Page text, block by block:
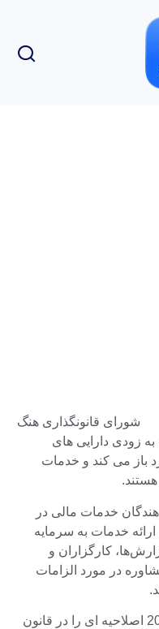
شورای قانونگذاری هنگ
زودی دارایی های
باز می کند و خدمات
خدمات مالی در
خدمات به سرمایه
کارگزاران و
در مورد الزامات
قانونگذاران هنگ کنگ در دسامبر 2022 اصلاحیه ای را در قانون